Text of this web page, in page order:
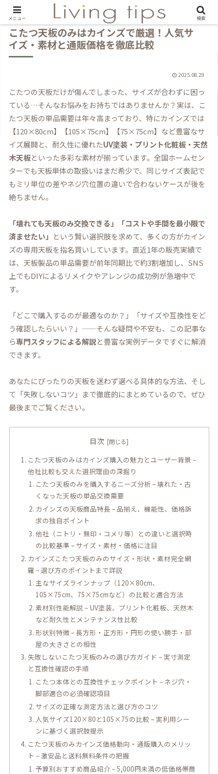
こたつ天板のみはカインズで厳選！人気サ
イズ・素材と通販価格を徹底比較
2025.08.29
こたつの天板だけが傷んでしまった、サイズが合わずに困っ
ている…そんなお悩みをお持ちではありませんか？実は、こ
たつ天板の単品需要は年々高まっており、特にカインズでは
【120×80cm】【105×75cm】【75×75cm】など豊富なサ
イズ展開と、耐久性に優れたUV塗装・プリント化粧板・天然
木天板といった多彩な素材が揃っています。全国ホームセン
ターでも天板単体の取扱いはまだ希少で、同じサイズ表記で
もミリ単位の差やネジ穴位置の違いで合わないケースが後を
絶ちません。
「壊れても天板のみ交換できる」「コストや手間を最小限で
済ませたい」 という賢い選択肢を求めて、多くの方がカイン
ズの専用天板を指名買いしています。直近1年の販売実績で
は、天板製品の単品需要が前年同期比で約3割増加し、SNS
上でもDIYによるリメイクやアレンジの成功例が急増中で
す。
「どこで購入するのが最適なのか？」「サイズや互換性をど
う確認したらいい？」——そんな疑問や不安も、この記事な
ら専門スタッフによる解説と豊富な実例データですぐに解消
できます。
あなたにぴったりの天板を迷わず選べる具体的な方法、そし
て「失敗しないコツ」まで徹底的にまとめているので、ぜひ
最後までご覧ください。
目次
こたつ天板のみはカインズ購入の魅力とユーザー背景 –
他社比較も交えた選択理由の深掘り
こたつ天板のみを購入するニーズ分析 – 壊れた・古
くなった天板の単品交換需要
カインズの天板商品特長 – 品揃え、機能性、価格訴
求の独自ポイント
他社（ニトリ・無印・コメリ等）との違いと選択時
の比較基準 – サイズ・素材・価格に注目
カインズこたつ天板のみのサイズ・形状・素材完全網
羅 – 選び方のポイントまで詳説
主なサイズラインナップ（120×80cm、
105×75cm、75×75cmなど）の比較と適合方法
素材別性能解説 – UV塗装、プリント化粧板、天然木
など耐久性とメンテナンス性比較
形状別特徴 – 長方形・正方形・円形の使い勝手・部
屋の大きさとの相性
失敗しないこたつ天板のみの選び方ガイド – 実寸測定
と互換性確認の手順
こたつ本体との互換性チェックポイント – ネジ穴・
脚部適合の必須確認項目
サイズの正確な測定方法と選び方のコツ
人気サイズ120×80と105×75の比較 – 実利用シー
ンに基づく選択肢提示
こたつ天板のみカインズ価格動向・通販購入のメリッ
ト – 激安品と送料無料条件の把握
予算別おすすめ商品紹介 – 5,000円未満の低価格帯商
メニュー 検索